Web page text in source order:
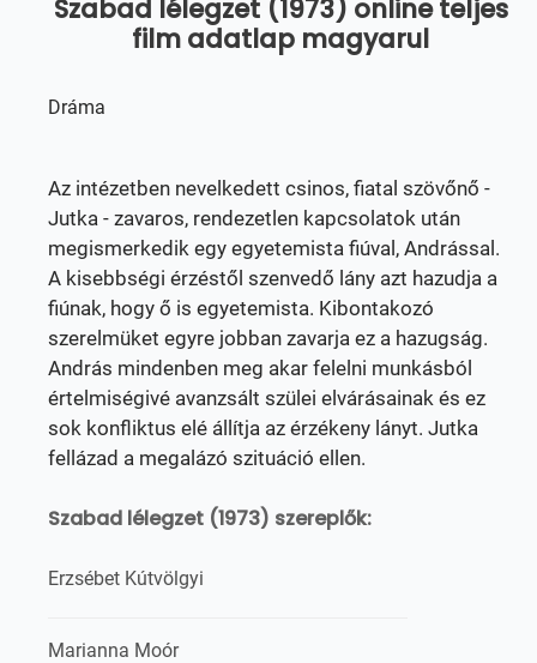
Szabad lélegzet (1973) online teljes
film adatlap magyarul
Dráma
Az intézetben nevelkedett csinos, fiatal szövőnő -
Jutka - zavaros, rendezetlen kapcsolatok után
megismerkedik egy egyetemista fiúval, Andrással.
A kisebbségi érzéstől szenvedő lány azt hazudja a
fiúnak, hogy ő is egyetemista. Kibontakozó
szerelmüket egyre jobban zavarja ez a hazugság.
András mindenben meg akar felelni munkásból
értelmiségivé avanzsált szülei elvárásainak és ez
sok konfliktus elé állítja az érzékeny lányt. Jutka
fellázad a megalázó szituáció ellen.
Szabad lélegzet (1973) szereplők:
Erzsébet Kútvölgyi
Marianna Moór